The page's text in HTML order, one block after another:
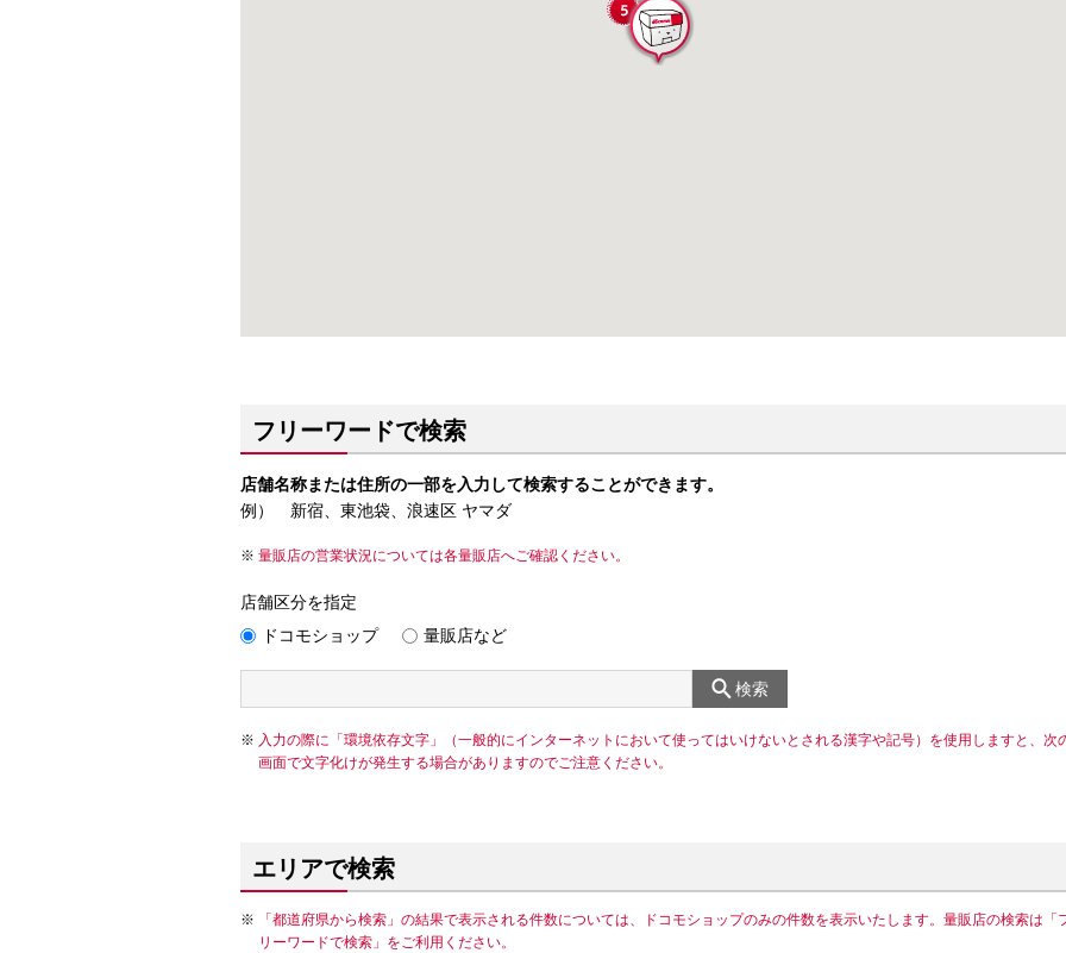
フリーワードで検索
店舗名称または住所の一部を入力して検索することができます。
例） 新宿、東池袋、浪速区 ヤマダ
量販店の営業状況については各量販店へご確認ください。
店舗区分を指定
ドコモショップ
量販店など
検索
入力の際に「環境依存文字」（一般的にインターネットにおいて使ってはいけないとされる漢字や記号）を使用しますと、次
画面で文字化けが発生する場合がありますのでご注意ください。
エリアで検索
「都道府県から検索」の結果で表示される件数については、ドコモショップのみの件数を表示いたします。量販店の検索は「
リーワードで検索」をご利用ください。